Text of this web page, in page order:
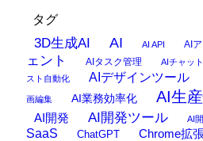
タグ
3D生成AI AI AI API AI
ェント
AIタスク管理 AIチャッ
スト自動化
AIデザインツール
画編集 AI業務効率化 AI生
AI開発 AI開発ツール AI
SaaS
ChatGPT Chrome拡